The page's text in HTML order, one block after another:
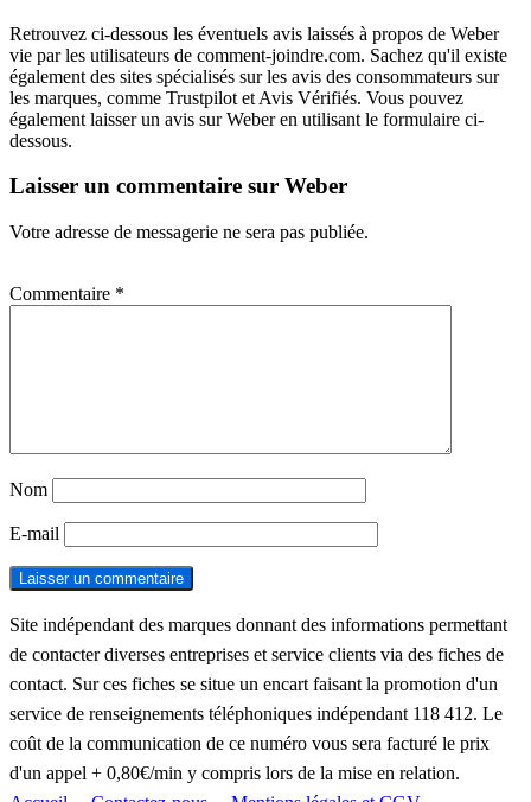
Retrouvez ci-dessous les éventuels avis laissés à propos de Weber
vie par les utilisateurs de comment-joindre.com. Sachez qu'il existe
également des sites spécialisés sur les avis des consommateurs sur
les marques, comme Trustpilot et Avis Vérifiés. Vous pouvez
également laisser un avis sur Weber en utilisant le formulaire ci-
dessous.
Laisser un commentaire sur Weber
Votre adresse de messagerie ne sera pas publiée.
Commentaire *
Nom
E-mail
Site indépendant des marques donnant des informations permettant
de contacter diverses entreprises et service clients via des fiches de
contact. Sur ces fiches se situe un encart faisant la promotion d'un
service de renseignements téléphoniques indépendant 118 412. Le
coût de la communication de ce numéro vous sera facturé le prix
d'un appel + 0,80€/min y compris lors de la mise en relation.